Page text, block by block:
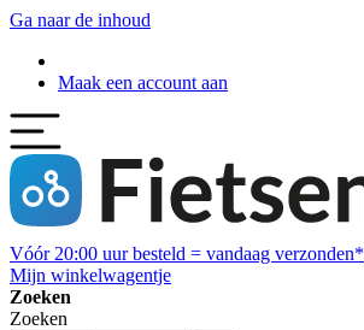
Ga naar de inhoud
Maak een account aan
Vóór 20:00 uur besteld = vandaag verzonden*
Mijn winkelwagentje
Zoeken
Zoeken